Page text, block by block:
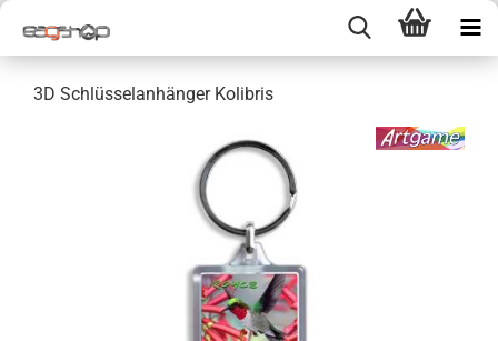
3D Schlüsselanhänger Kolibris